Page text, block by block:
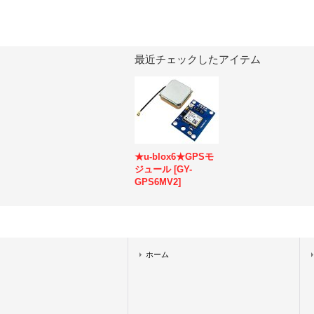
最近チェックしたアイテム
★u-blox6★GPSモ
ジュール [GY-
GPS6MV2]
ホーム